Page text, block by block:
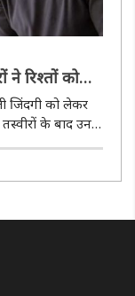
ने रिश्तों को
जिंदगी को लेकर
के बाद उनके